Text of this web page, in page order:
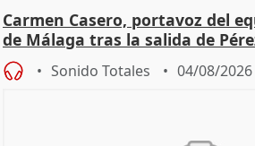
Carmen Casero, portavoz del
de Málaga tras la salida de
Sonido Totales 04/08/2026